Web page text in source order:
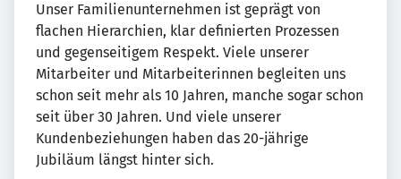
Unser Familienunternehmen ist geprägt von
flachen Hierarchien, klar definierten Prozessen
und gegenseitigem Respekt. Viele unserer
Mitarbeiter und Mitarbeiterinnen begleiten uns
schon seit mehr als 10 Jahren, manche sogar schon
seit über 30 Jahren. Und viele unserer
Kundenbeziehungen haben das 20-jährige
Jubiläum längst hinter sich.